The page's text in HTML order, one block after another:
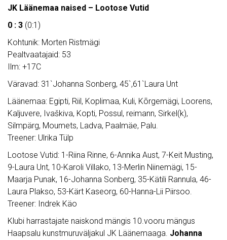
JK Läänemaa naised – Lootose Vutid
0 : 3 (0:1)
Kohtunik: Morten Ristmägi
Pealtvaatajaid: 53
Ilm: +17C
Väravad: 31`Johanna Sonberg, 45`,61`Laura Unt
Läänemaa: Egipti, Riil, Koplimaa, Kuli, Kõrgemägi, Loorens,
Kaljuvere, Ivaškiva, Kopti, Possul, reimann, Sirkel(k),
Silmpärg, Moumets, Ladva, Paalmäe, Palu.
Treener: Ulrika Tülp
Lootose Vutid: 1-Riina Rinne, 6-Annika Aust, 7-Keit Musting,
9-Laura Unt, 10-Karoli Villako, 13-Merlin Niinemägi, 15-
Maarja Punak, 16-Johanna Sonberg, 35-Kätili Rannula, 46-
Laura Plakso, 53-Kärt Kaseorg, 60-Hanna-Lii Piirsoo.
Treener: Indrek Käo
Klubi harrastajate naiskond mängis 10.vooru mängus
Haapsalu kunstmuruväljakul JK Läänemaaga. Johanna